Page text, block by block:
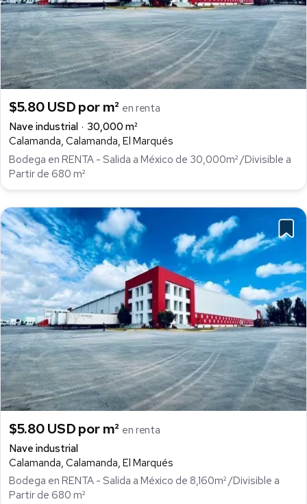
$5.80 USD por m² en renta
Nave industrial
30,000 m²
Calamanda, Calamanda, El Marqués
Bodega en RENTA - Salida a México de 30,000m² /Divisible a
Partir de 680 m²
$5.80 USD por m² en renta
Nave industrial
Calamanda, Calamanda, El Marqués
Bodega en RENTA - Salida a México de 8,160m² /Divisible a
Partir de 680 m²